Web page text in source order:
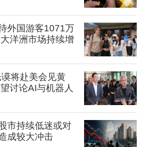
外国游客1071万
洋洲市场持续增
将赴美会见黄
讨论AI与机器人
市持续低迷或对
成较大冲击